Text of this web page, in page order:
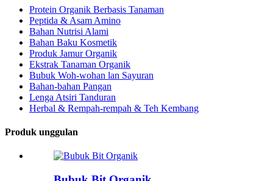
Protein Organik Berbasis Tanaman
Peptida & Asam Amino
Bahan Nutrisi Alami
Bahan Baku Kosmetik
Produk Jamur Organik
Ekstrak Tanaman Organik
Bubuk Woh-wohan lan Sayuran
Bahan-bahan Pangan
Lenga Atsiri Tanduran
Herbal & Rempah-rempah & Teh Kembang
Produk unggulan